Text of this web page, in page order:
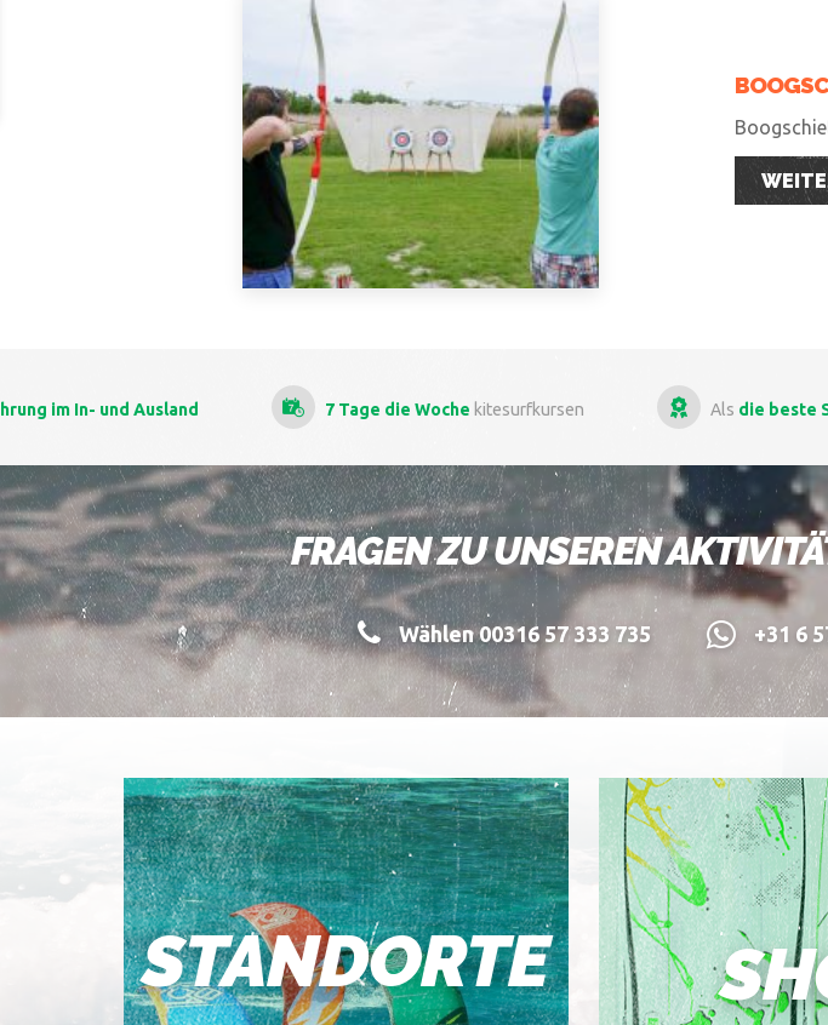
7 Tage die Wochekitesurfkursen Alsdie beste Schule in Friesland
FRAGEN ZU UNSEREN
Wählen 00316 57 333 735 +31 6
STANDORTE